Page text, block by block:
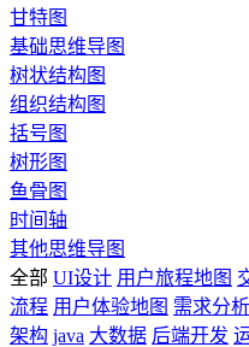
甘特图
基础思维导图
树状结构图
组织结构图
括号图
树形图
鱼骨图
时间轴
其他思维导图
全部 UI设计 用户旅程地图
流程 用户体验地图 需求分析
架构 java 大数据 后端开发